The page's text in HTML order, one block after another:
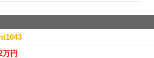
万円